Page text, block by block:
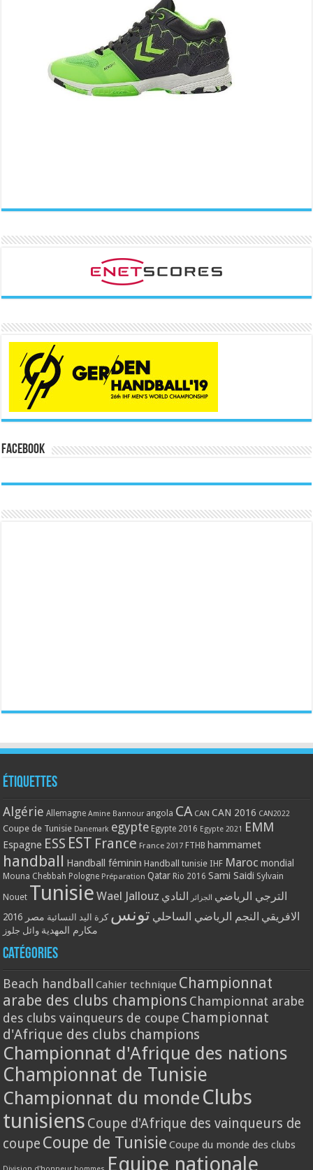
Facebook
Étiquettes
Algérie Allemagne Amine Bannour angola CA CAN CAN 2016 CAN2022
Coupe de Tunisie Danemark egypte Egypte 2016 Egypte 2021 EMM
Espagne ESS EST France France 2017 FTHB hammamet
handball Handball féminin Handball tunisie IHF Maroc mondial
Mouna Chebbah Pologne Préparation Qatar Rio 2016 Sami Saidi Sylvain
Nouet Tunisie Wael Jallouz الترجي الرياضي الجزائر النادي
الافريقي النجم الرياضي الساحلي تونس كرة اليد النسائية مصر 2016
مكارم المهدية وائل جلوز
Catégories
Beach handball Cahier technique Championnat
arabe des clubs champions Championnat arabe
des clubs vainqueurs de coupe Championnat
d'Afrique des clubs champions
Championnat d'Afrique des nations
Championnat de Tunisie
Championnat du monde Clubs
tunisiens Coupe d'Afrique des vainqueurs de
coupe Coupe de Tunisie Coupe du monde des clubs
Equipe nationale